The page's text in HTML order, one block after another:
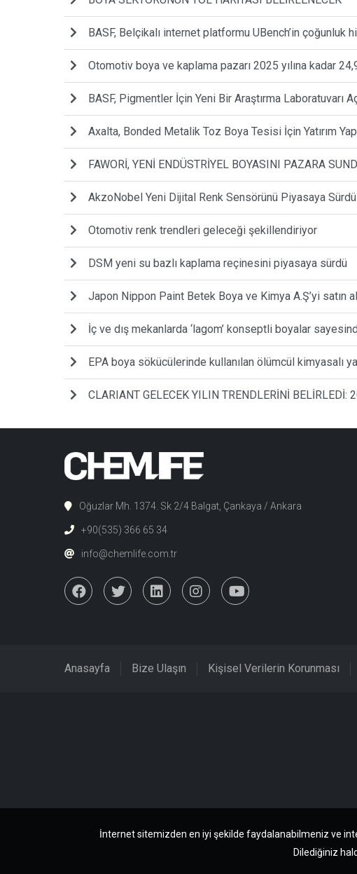
BASF, Belçikalı internet platformu UBench’in çoğunluk
Otomotiv boya ve kaplama pazarı 2025 yılına kadar
BASF, Pigmentler İçin Yeni Bir Araştırma Laboratuvarı
Axalta, Bonded Metalik Toz Boya Tesisi İçin Yatırım
FAWORİ, YENİ ENDÜSTRİYEL BOYASINI PAZARA
AkzoNobel Yeni Dijital Renk Sensörünü Piyasaya Sürdü
Otomotiv renk trendleri geleceği şekillendiriyor
DSM yeni su bazlı kaplama reçinesini piyasaya sürdü
Japon Nippon Paint Betek Boya ve Kimya A.Ş’yi satın
İç ve dış mekanlarda ‘lagom’ konseptli boyalar
EPA boya sökücülerinde kullanılan ölümcül kimyasalı
CLARIANT GELECEK YILIN TRENDLERİNİ BELİRLEDİ:
İnternet sitemizden en iyi şekilde faydalanabilmeniz ve
Dilediğiniz
Oğuzlar Mh. 1374. Sk 2/4 Balgat, Çankaya / Ankara
+90(535) 366 65 34
info@chemlife.com.tr
Anasayfa Bize Ulaşın Kişisel Verilerin Korunması